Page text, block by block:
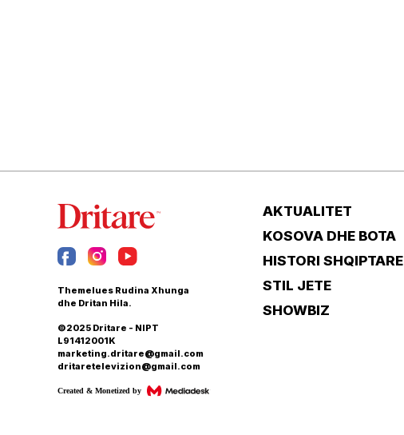
Themelues Rudina Xhunga
dhe Dritan Hila.
©2025 Dritare - NIPT
L91412001K
marketing.dritare@gmail.com
dritaretelevizion@gmail.com
Created & Monetized by
AKTUALITET
KOSOVA DHE BOTA
HISTORI SHQIPTARE
STIL JETE
SHOWBIZ